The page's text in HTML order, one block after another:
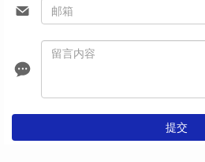
提交